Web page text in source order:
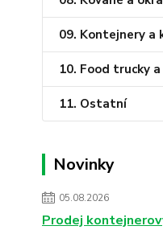
09. Kontejnery a
10. Food trucky
11. Ostatní
Novinky
05.08.2026
Prodej